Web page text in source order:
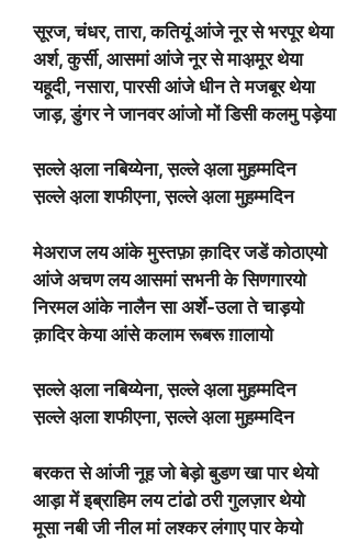
सूरज, चंधर, तारा, कतियूं आंजे नूर से भरपूर थेया
अर्श, कुर्सी, आसमां आंजे नूर से माअ़मूर थेया
यहूदी, नसारा, पारसी आंजे धीन ते मजबूर थेया
जाड़, डुंगर ने जानवर आंजो मों डिसी कलमु पड़ेया
स़ल्ले अ़ला नबिय्येना, स़ल्ले अ़ला मुह़म्मदिन
स़ल्ले अ़ला शफीएना, स़ल्ले अ़ला मुह़म्मदिन
मेअराज लय आंके मुस्तफ़ा क़ादिर जडें कोठाएयो
आंजे अचण लय आसमां सभनी के सिणगारयो
निरमल आंके नालैन सा अर्शे-उला ते चाड़यो
क़ादिर केया आंसे कलाम रूबरू ग़ालायो
स़ल्ले अ़ला नबिय्येना, स़ल्ले अ़ला मुह़म्मदिन
स़ल्ले अ़ला शफीएना, स़ल्ले अ़ला मुह़म्मदिन
बरकत से आंजी नूह जो बेड़ो बुडण खा पार थेयो
आड़ा में इब्राहिम लय टांढो ठरी गुलज़ार थेयो
मूसा नबी जी नील मां लश्कर लंगाए पार केयो